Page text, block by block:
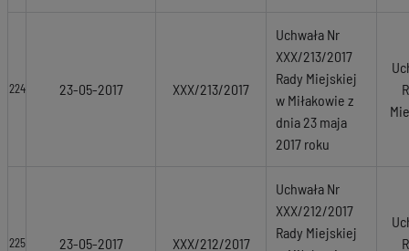
224 23-05-2017 XXX/213/2017
Uchwała Nr
XXX/213/2017
Rady Miejskiej
w Miłakowie z
dnia 23 maja
2017 roku
225 23-05-2017 XXX/212/2017
Uchwała Nr
XXX/212/2017
Rady Miejskiej